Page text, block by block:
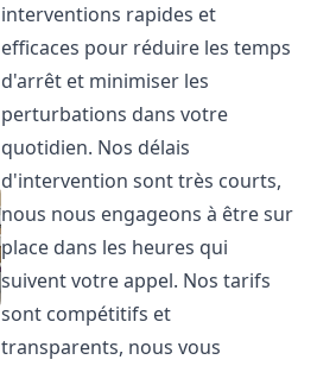
interventions rapides et
efficaces pour réduire les temps
d'arrêt et minimiser les
perturbations dans votre
quotidien. Nos délais
d'intervention sont très courts,
nous nous engageons à être sur
place dans les heures qui
suivent votre appel. Nos tarifs
sont compétitifs et
transparents, nous vous